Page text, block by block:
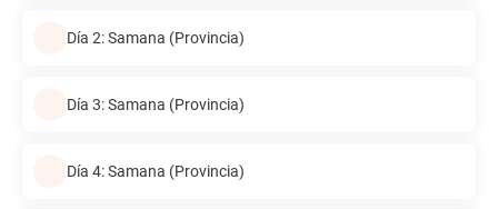
Día 2: Samana (Provincia)
Día 3: Samana (Provincia)
Día 4: Samana (Provincia)